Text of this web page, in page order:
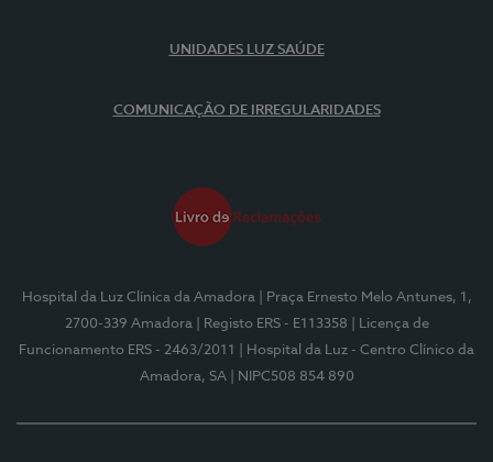
UNIDADES LUZ SAÚDE
COMUNICAÇÃO DE IRREGULARIDADES
Hospital da Luz Clínica da Amadora
| Praça Ernesto Melo Antunes, 1,
2700-339 Amadora
| Registo ERS - E113358
| Licença de
Funcionamento ERS - 2463/2011
| Hospital da Luz - Centro Clínico da
Amadora, SA
| NIPC508 854 890